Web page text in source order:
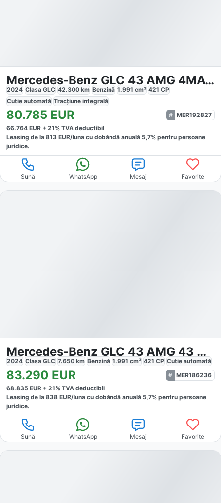
Mercedes-Benz GLC 43 AMG 4MATIC Premium Plus
2024 Clasa GLC 42.300 km Benzină 1.991 cm³ 421 CP
Cutie automată Tracțiune integrală
80.785 EUR
MER192827
66.764 EUR + 21% TVA deductibil
Leasing de la 813 EUR/luna cu dobăndă anuală 5,7% pentru persoane
juridice.
Sună WhatsApp Mesaj Favorite
Mercedes-Benz GLC 43 AMG 43 AMG Coupé
2024 Clasa GLC 7.650 km Benzină 1.991 cm³ 421 CP Cutie automată
83.290 EUR
MER186236
68.835 EUR + 21% TVA deductibil
Leasing de la 838 EUR/luna cu dobăndă anuală 5,7% pentru persoane
juridice.
Sună WhatsApp Mesaj Favorite